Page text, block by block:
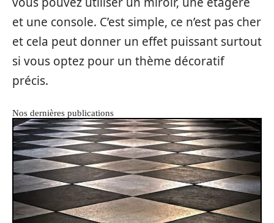
et une console. C’est simple, ce n’est pas cher
et cela peut donner un effet puissant surtout
si vous optez pour un thème décoratif
précis.
Nos dernières publications